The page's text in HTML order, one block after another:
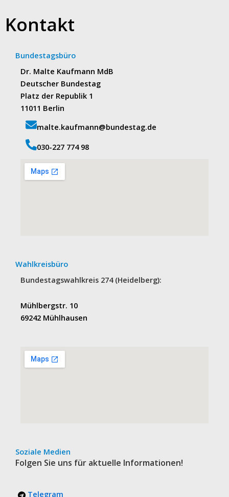
Kontakt
Bundestagsbüro
Dr. Malte Kaufmann MdB
Deutscher Bundestag
Platz der Republik 1
11011 Berlin
malte.kaufmann@bundestag.de
‭030-227 774 98‬
Wahlkreisbüro
Bundestagswahlkreis 274 (Heidelberg):
Mühlbergstr. 10
69242 Mühlhausen
Soziale Medien
Folgen Sie uns für aktuelle Informationen!
Telegram